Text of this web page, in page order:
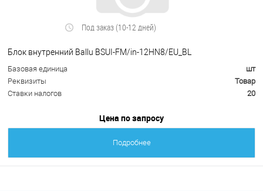
Под заказ (10-12 дней)
Блок внутренний Ballu BSUI-FM/in-12HN8/EU_BL
Базовая единица
шт
Реквизиты
Товар
Ставки налогов
20
Цена по запросу
Подробнее